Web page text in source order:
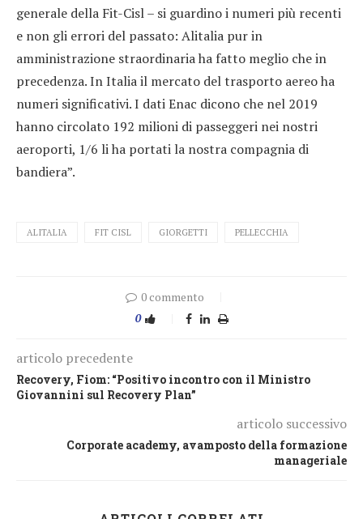
generale della Fit-Cisl – si guardino i numeri più recenti
e non gli errori del passato: Alitalia pur in
amministrazione straordinaria ha fatto meglio che in
precedenza. In Italia il mercato del trasporto aereo ha
numeri significativi. I dati Enac dicono che nel 2019
hanno circolato 192 milioni di passeggeri nei nostri
aeroporti, 1/6 li ha portati la nostra compagnia di
bandiera”.
ALITALIA FIT CISL GIORGETTI PELLECCHIA
0 commento
0
articolo precedente
Recovery, Fiom: “Positivo incontro con il Ministro
Giovannini sul Recovery Plan”
articolo successivo
Corporate academy, avamposto della formazione
manageriale